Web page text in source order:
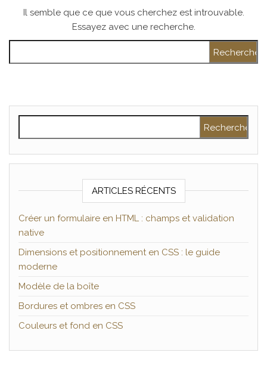
Il semble que ce que vous cherchez est introuvable.
Essayez avec une recherche.
ARTICLES RÉCENTS
Créer un formulaire en HTML : champs et validation
native
Dimensions et positionnement en CSS : le guide
moderne
Modèle de la boîte
Bordures et ombres en CSS
Couleurs et fond en CSS